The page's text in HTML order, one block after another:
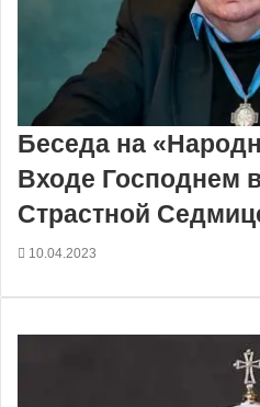
Беседа на
Входе Господнем
Страстной
10.04.2023